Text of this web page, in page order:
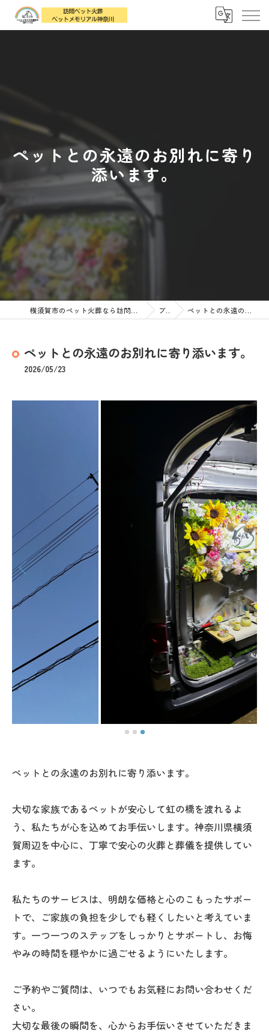
ペットとの永遠のお別れに寄り
添います。
横須賀市のペット火葬なら訪問ペット火葬 ペットメモリアル神奈川 ブログ ペットとの永遠のお別れに寄り添います。
ペットとの永遠のお別れに寄り添います。
2026/05/23
ペットとの永遠のお別れに寄り添います。
大切な家族であるペットが安心して虹の橋を渡れるよ
う、私たちが心を込めてお手伝いします。神奈川県横須
賀周辺を中心に、丁寧で安心の火葬と葬儀を提供してい
ます。
私たちのサービスは、明朗な価格と心のこもったサポー
トで、ご家族の負担を少しでも軽くしたいと考えていま
す。一つ一つのステップをしっかりとサポートし、お悔
やみの時間を穏やかに過ごせるようにいたします。
ご予約やご質問は、いつでもお気軽にお問い合わせくだ
さい。
大切な最後の瞬間を、心からお手伝いさせていただきま